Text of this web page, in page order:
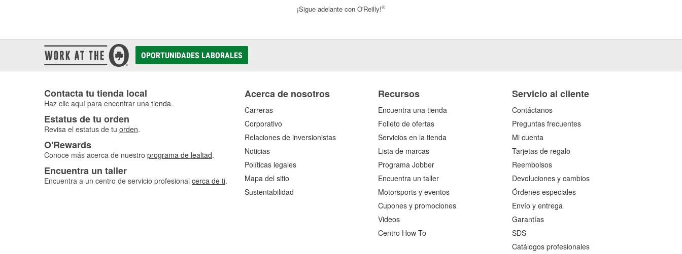
¡Sigue adelante con O'Reilly!®
OPORTUNIDADES LABORALES
Contacta tu tienda local
Haz clic aquí para encontrar una tienda.
Estatus de tu orden
Revisa el estatus de tu orden.
O'Rewards
Conoce más acerca de nuestro programa de lealtad.
Encuentra un taller
Encuentra a un centro de servicio profesional cerca de ti.
Acerca de nosotros
Carreras
Corporativo
Relaciones de inversionistas
Noticias
Políticas legales
Mapa del sitio
Sustentabilidad
Recursos
Encuentra una tienda
Folleto de ofertas
Servicios en la tienda
Lista de marcas
Programa Jobber
Encuentra un taller
Motorsports y eventos
Cupones y promociones
Videos
Centro How To
Servicio al cliente
Contáctanos
Preguntas frecuentes
Mi cuenta
Tarjetas de regalo
Reembolsos
Devoluciones y cambios
Órdenes especiales
Envío y entrega
Garantías
SDS
Catálogos profesionales